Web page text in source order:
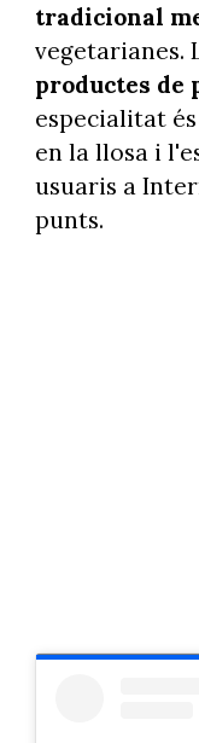
tradicional
vegetarianes.
productes de
especialitat
en la llosa i
usuaris a
punts.